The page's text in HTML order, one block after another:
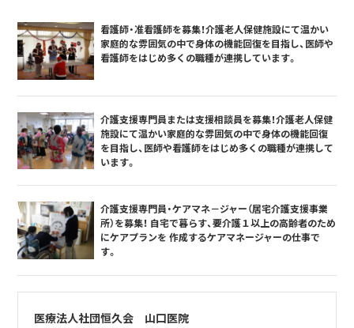
看護師・准看護師を募集！介護老人保健施設にて温かい
家庭的な雰囲気の中で身体の機能回復を目指し、医師や
看護師をはじめ多くの職種が連携しています。
介護支援専門員または支援相談員を募集！介護老人保健
施設にて温かい家庭的な雰囲気の中で身体の機能回復
を目指し、医師や看護師をはじめ多くの職種が連携して
います。
介護支援専門員・ケアマネ－ジャー（居宅介護支援事業
所）を募集！ 自宅で暮らす、要介護１以上の高齢者のため
にケアプランを 作成するケアマネージャーの仕事で
す。
医療法人社団恒久会 山口医院